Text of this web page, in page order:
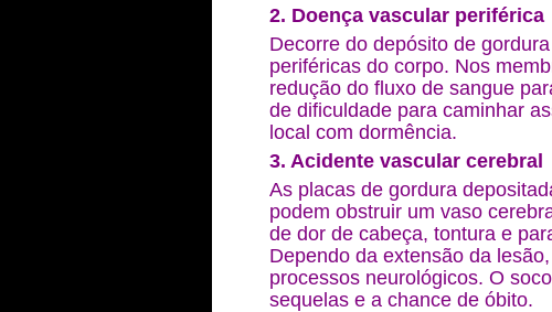
2. Doença vascular periférica
Decorre do depósito de
periféricas do corpo. Nos
redução do fluxo de sangue
de dificuldade para caminhar
local com dormência.
3. Acidente vascular cerebral
As placas de gordura
podem obstruir um vaso
de dor de cabeça, tontura e
Dependo da extensão da
processos neurológicos. O
sequelas e a chance de óbito.